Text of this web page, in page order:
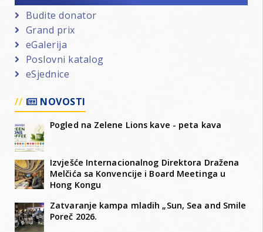
Budite donator
Grand prix
eGalerija
Poslovni katalog
eSjednice
NOVOSTI
Pogled na Zelene Lions kave - peta kava
Izvješće Internacionalnog Direktora Dražena
Melčića sa Konvencije i Board Meetinga u
Hong Kongu
Zatvaranje kampa mladih „Sun, Sea and Smile
Poreč 2026.